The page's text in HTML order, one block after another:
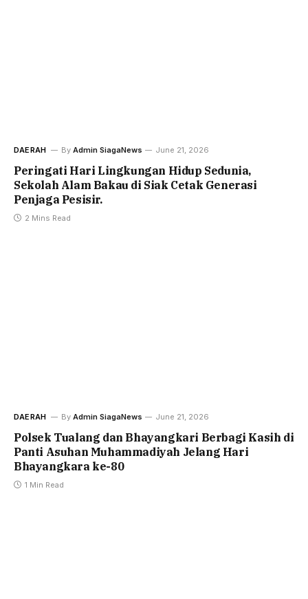
DAERAH By Admin SiagaNews June 21, 2026
Peringati Hari Lingkungan Hidup Sedunia,
Sekolah Alam Bakau di Siak Cetak Generasi
Penjaga Pesisir.
2 Mins Read
DAERAH By Admin SiagaNews June 21, 2026
Polsek Tualang dan Bhayangkari Berbagi Kasih di
Panti Asuhan Muhammadiyah Jelang Hari
Bhayangkara ke-80
1 Min Read